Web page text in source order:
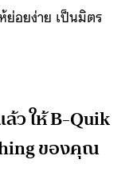
ย่อยง่าย เป็นมิตร
ว ให้ B-Quik
ของคุณ